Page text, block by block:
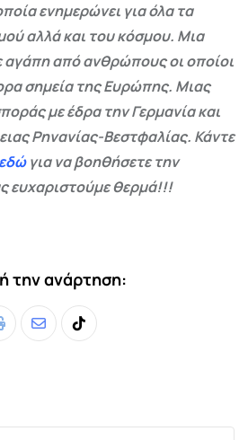
ενημερώνει για όλα τα
αλλά και του κόσμου. Μια
αγάπη από ανθρώπους οι οποίοι
σημεία της Ευρώπης. Μιας
με έδρα την Γερμανία και
Ρηνανίας-Βεστφαλίας. Κάντε
εδώγια να βοηθήσετε την
ευχαριστούμε θερμά!!!
την ανάρτηση:
ShareTiktok